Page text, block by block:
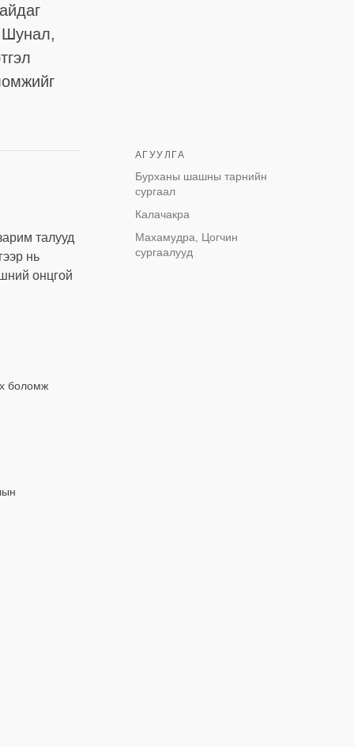
Шунал,
АГУУЛГА
Бурханы шашны тарнийн
сургаал
Калачакра
Махамудра, Цогчин
сургаалууд
талууд
нь
онцгой
боломж